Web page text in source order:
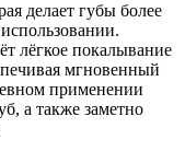
делает губы более
лёгкое покалывание
мгновенный
применении
а также заметно